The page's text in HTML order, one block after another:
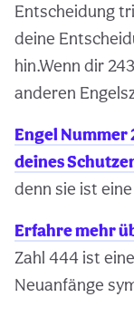
Entscheidung
deine
hin.Wenn dir
anderen
Engel Nummer
deines
denn sie ist
Erfahre mehr
Zahl 444 ist
Neuanfänge